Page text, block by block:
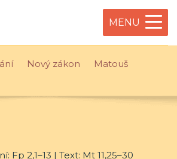
MENU
Nový zákon
Matouš
Fp 2,1–13 | Text: Mt 11,25–30